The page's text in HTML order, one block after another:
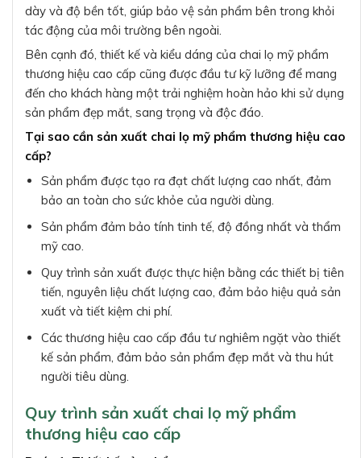
dày và độ bền tốt, giúp bảo vệ sản phẩm bên trong khỏi
tác động của môi trường bên ngoài.
Bên cạnh đó, thiết kế và kiểu dáng của chai lọ mỹ phẩm
thương hiệu cao cấp cũng được đầu tư kỹ lưỡng để mang
đến cho khách hàng một trải nghiệm hoàn hảo khi sử dụng
sản phẩm đẹp mắt, sang trọng và độc đáo.
Tại sao cần sản xuất chai lọ mỹ phẩm thương hiệu cao
cấp?
Sản phẩm được tạo ra đạt chất lượng cao nhất, đảm
bảo an toàn cho sức khỏe của người dùng.
Sản phẩm đảm bảo tính tinh tế, độ đồng nhất và thẩm
mỹ cao.
Quy trình sản xuất được thực hiện bằng các thiết bị tiên
tiến, nguyên liệu chất lượng cao, đảm bảo hiệu quả sản
xuất và tiết kiệm chi phí.
Các thương hiệu cao cấp đầu tư nghiêm ngặt vào thiết
kế sản phẩm, đảm bảo sản phẩm đẹp mắt và thu hút
người tiêu dùng.
Quy trình sản xuất chai lọ mỹ phẩm
thương hiệu cao cấp